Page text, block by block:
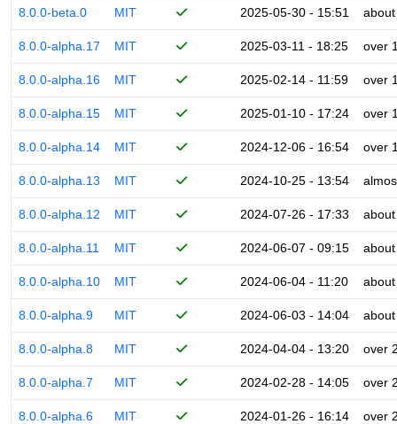
8.0.0-beta.0 MIT 2025-05-30 - 15:51
8.0.0-alpha.17 MIT 2025-03-11 - 18:25 over
8.0.0-alpha.16 MIT 2025-02-14 - 11:59 over
8.0.0-alpha.15 MIT 2025-01-10 - 17:24 over
8.0.0-alpha.14 MIT 2024-12-06 - 16:54 over
8.0.0-alpha.13 MIT 2024-10-25 - 13:54
8.0.0-alpha.12 MIT 2024-07-26 - 17:33
8.0.0-alpha.11 MIT 2024-06-07 - 09:15
8.0.0-alpha.10 MIT 2024-06-04 - 11:20
8.0.0-alpha.9 MIT 2024-06-03 - 14:04
8.0.0-alpha.8 MIT 2024-04-04 - 13:20 over
8.0.0-alpha.7 MIT 2024-02-28 - 14:05 over
8.0.0-alpha.6 MIT 2024-01-26 - 16:14 over